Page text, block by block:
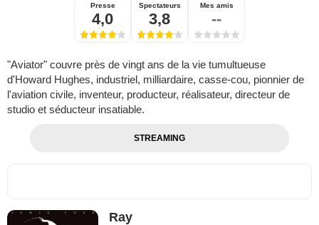
Presse
4,0
Spectateurs
3,8
Mes amis
--
"Aviator" couvre près de vingt ans de la vie tumultueuse
d'Howard Hughes, industriel, milliardaire, casse-cou, pionnier de
l'aviation civile, inventeur, producteur, réalisateur, directeur de
studio et séducteur insatiable.
STREAMING
Ray